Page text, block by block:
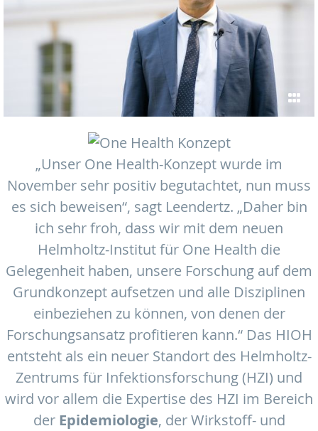
„Unser One Health-Konzept wurde im
November sehr positiv begutachtet, nun muss
es sich beweisen“, sagt Leendertz. „Daher bin
ich sehr froh, dass wir mit dem neuen
Helmholtz-Institut für One Health die
Gelegenheit haben, unsere Forschung auf dem
Grundkonzept aufsetzen und alle Disziplinen
einbeziehen zu können, von denen der
Forschungsansatz profitieren kann.“ Das HIOH
entsteht als ein neuer Standort des Helmholtz-
Zentrums für Infektionsforschung (HZI) und
wird vor allem die Expertise des HZI im Bereich
der Epidemiologie, der Wirkstoff- und